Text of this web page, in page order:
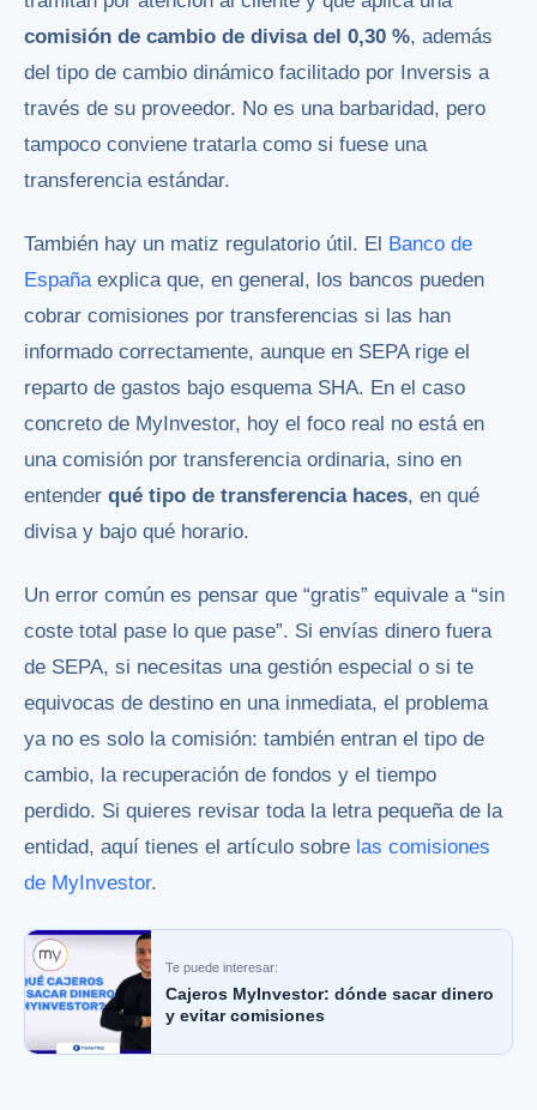
comisión de cambio de divisa del 0,30 %, además
del tipo de cambio dinámico facilitado por Inversis a
través de su proveedor. No es una barbaridad, pero
tampoco conviene tratarla como si fuese una
transferencia estándar.
También hay un matiz regulatorio útil. El Banco de
Españaexplica que, en general, los bancos pueden
cobrar comisiones por transferencias si las han
informado correctamente, aunque en SEPA rige el
reparto de gastos bajo esquema SHA. En el caso
concreto de MyInvestor, hoy el foco real no está en
una comisión por transferencia ordinaria, sino en
entender qué tipo de transferencia haces, en qué
divisa y bajo qué horario.
Un error común es pensar que “gratis” equivale a “sin
coste total pase lo que pase”. Si envías dinero fuera
de SEPA, si necesitas una gestión especial o si te
equivocas de destino en una inmediata, el problema
ya no es solo la comisión: también entran el tipo de
cambio, la recuperación de fondos y el tiempo
perdido. Si quieres revisar toda la letra pequeña de la
entidad, aquí tienes el artículo sobre las comisiones
de MyInvestor.
Te puede interesar:
Cajeros MyInvestor: dónde sacar dinero
y evitar comisiones